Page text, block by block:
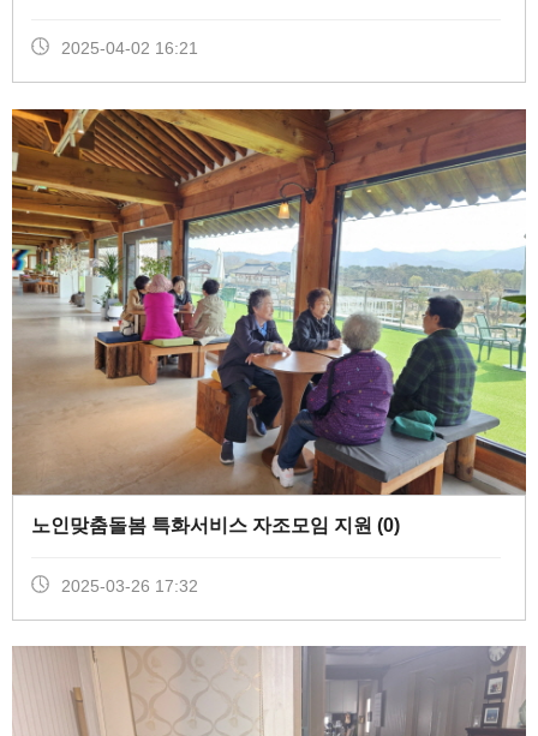
2025-04-02 16:21
노인맞춤돌봄 특화서비스 자조모임 지원 (0)
2025-03-26 17:32